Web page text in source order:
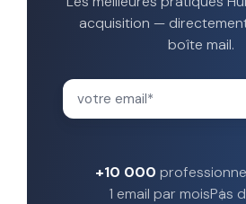
acquisition —
boîte mail.
+10 000
1 email par moisPas